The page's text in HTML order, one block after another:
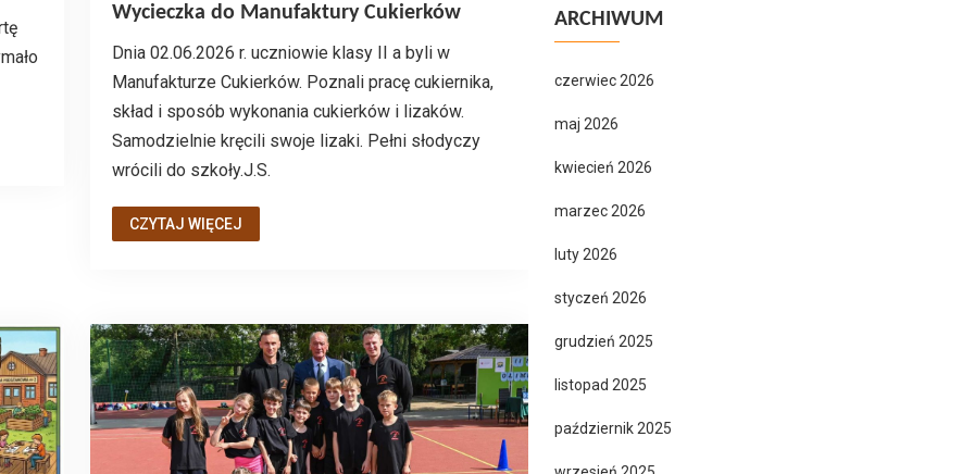
Wycieczka do Manufaktury Cukierków
Dnia 02.06.2026 r. uczniowie klasy II a byli w
Manufakturze Cukierków. Poznali pracę cukiernika,
skład i sposób wykonania cukierków i lizaków.
Samodzielnie kręcili swoje lizaki. Pełni słodyczy
wrócili do szkoły.J.S.
CZYTAJ WIĘCEJ
ARCHIWUM
czerwiec 2026
maj 2026
kwiecień 2026
marzec 2026
luty 2026
styczeń 2026
grudzień 2025
listopad 2025
październik 2025